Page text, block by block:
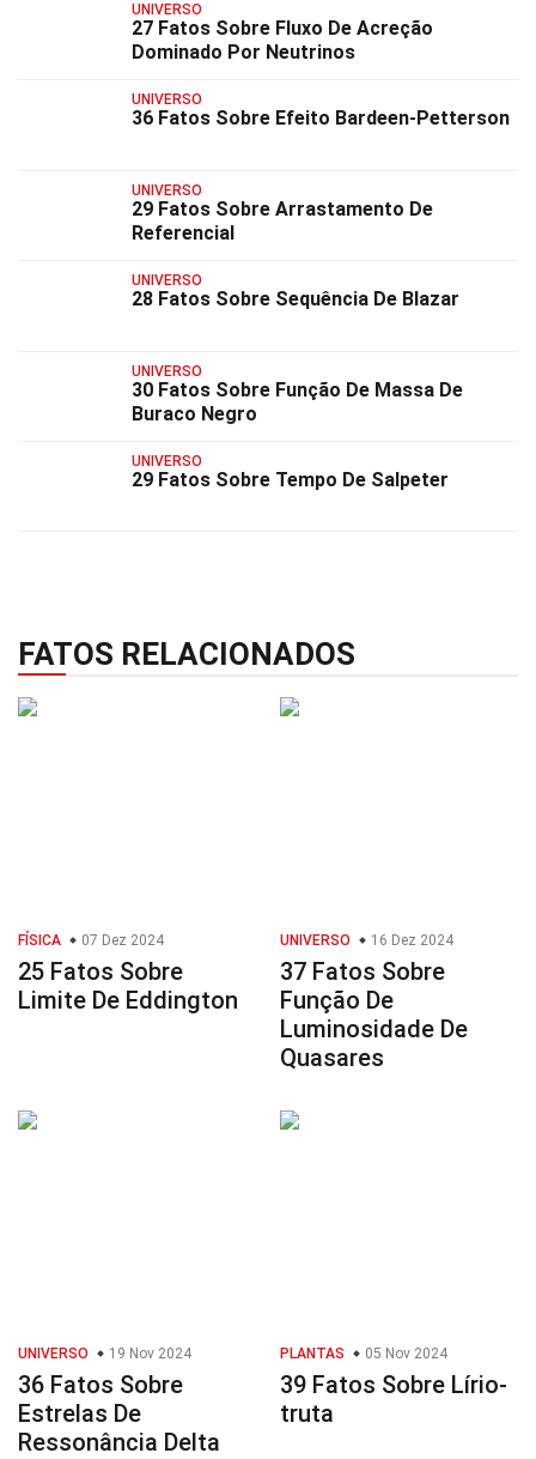
UNIVERSO
27 Fatos Sobre Fluxo De Acreção
Dominado Por Neutrinos
UNIVERSO
36 Fatos Sobre Efeito Bardeen-Petterson
UNIVERSO
29 Fatos Sobre Arrastamento De
Referencial
UNIVERSO
28 Fatos Sobre Sequência De Blazar
UNIVERSO
30 Fatos Sobre Função De Massa De
Buraco Negro
UNIVERSO
29 Fatos Sobre Tempo De Salpeter
FATOS RELACIONADOS
FÍSICA 07 Dez 2024
25 Fatos Sobre
Limite De Eddington
UNIVERSO 16 Dez 2024
37 Fatos Sobre
Função De
Luminosidade De
Quasares
UNIVERSO 19 Nov 2024
36 Fatos Sobre
Estrelas De
Ressonância Delta
PLANTAS 05 Nov 2024
39 Fatos Sobre Lírio-
truta